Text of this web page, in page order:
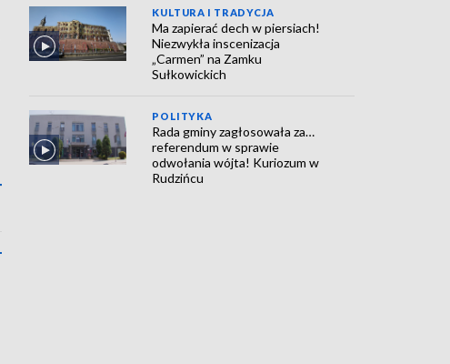
KULTURA I TRADYCJA
Ma zapierać dech w piersiach!
Niezwykła inscenizacja
„Carmen” na Zamku
Sułkowickich
POLITYKA
Rada gminy zagłosowała za…
referendum w sprawie
odwołania wójta! Kuriozum w
Rudzińcu